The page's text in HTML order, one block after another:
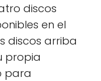
discos
en el
discos arriba
propia
para